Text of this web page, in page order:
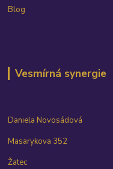
Blog
Vesmírná synergie
Daniela Novosádová
Masarykova 352
Žatec